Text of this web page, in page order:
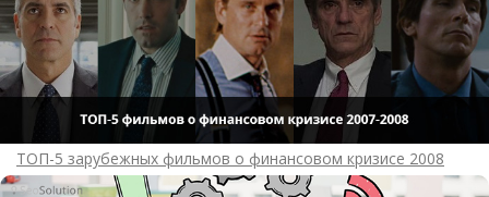
ТОП-5 зарубежных фильмов о финансовом кризисе 2008